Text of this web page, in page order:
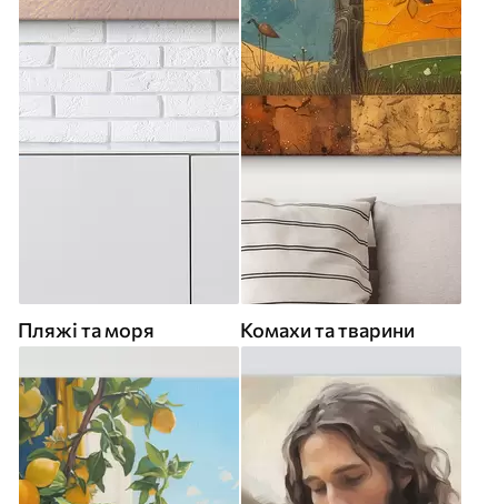
Пляжі та моря Комахи та тварини